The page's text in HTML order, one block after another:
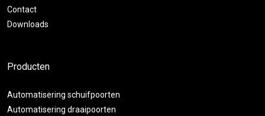
Contact
Downloads
Producten
Automatisering schuifpoorten
Automatisering draaipoorten